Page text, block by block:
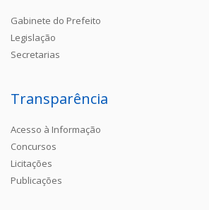
Gabinete do Prefeito
Legislação
Secretarias
Transparência
Acesso à Informação
Concursos
Licitações
Publicações